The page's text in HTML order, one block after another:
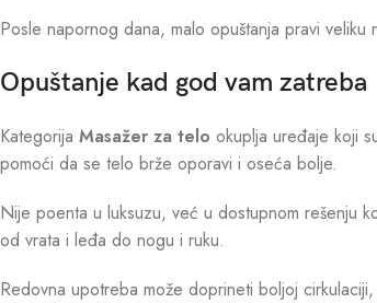
Posle napornog dana, malo opuštanja pravi
Opuštanje kad god vam zatreba
Kategorija Masažer za telo okuplja uređaje koji
pomoći da se telo brže oporavi i oseća bolje.
Nije poenta u luksuzu, već u dostupnom rešenju
od vrata i leđa do nogu i ruku.
Redovna upotreba može doprineti boljoj